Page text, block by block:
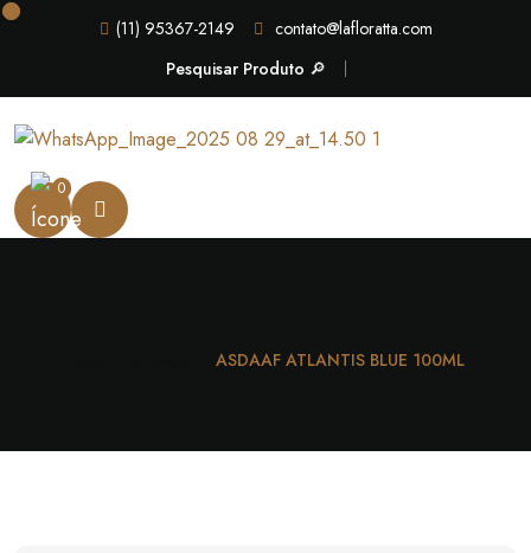
(11) 95367-2149
contato@lafloratta.com
Pesquisar Produto 🔎
0
ASDAAF ATLANTIS BLUE 100ML